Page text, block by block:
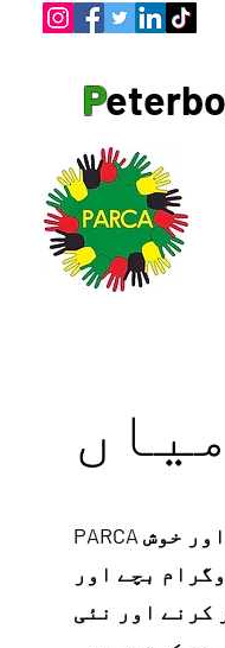
P
PARCA ہمارے مقامی علاقے میں رہنے والے نوجوانوں میں بچوں کے لیے ایک محفوظ اور خوش
بچے اور
کرنے اور نئی